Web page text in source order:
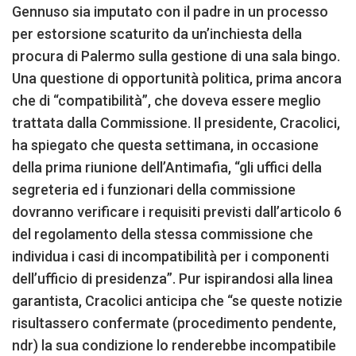
Gennuso sia imputato con il padre in un processo
per estorsione scaturito da un’inchiesta della
procura di Palermo sulla gestione di una sala bingo.
Una questione di opportunità politica, prima ancora
che di “compatibilità”, che doveva essere meglio
trattata dalla Commissione. Il presidente, Cracolici,
ha spiegato che questa settimana, in occasione
della prima riunione dell’Antimafia, “gli uffici della
segreteria ed i funzionari della commissione
dovranno verificare i requisiti previsti dall’articolo 6
del regolamento della stessa commissione che
individua i casi di incompatibilità per i componenti
dell’ufficio di presidenza”. Pur ispirandosi alla linea
garantista, Cracolici anticipa che “se queste notizie
risultassero confermate (procedimento pendente,
ndr) la sua condizione lo renderebbe incompatibile